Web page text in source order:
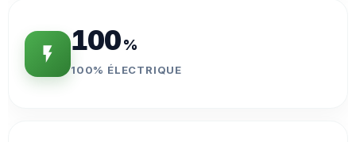
100%
100% ÉLECTRIQUE